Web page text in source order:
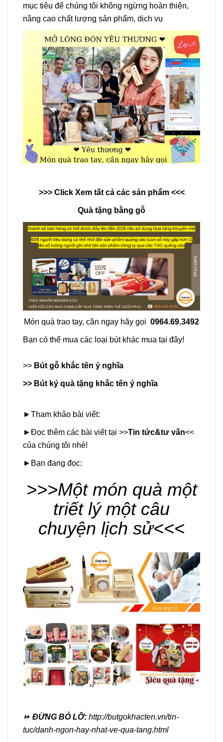
mục tiêu để chúng tôi không ngừng hoàn thiện,
nâng cao chất lượng sản phẩm, dịch vụ
>>> Click Xem tất cả các sản phẩm <<<
Quà tặng bằng gỗ
Món quà trao tay, cần ngay hãy gọi 0964.69.3492
Bạn có thể mua các loại bút khác mua tại đây!
>> Bút gỗ khắc tên ý nghĩa
>> Bút ký quà tặng khắc tên ý nghĩa
►Tham khảo bài viết:
►Đọc thêm các bài viết tại >>Tin tức&tư vấn<<
của chúng tôi nhé!
►Bạn đang đọc:
>>>Một món quà một
triết lý một câu
chuyện lịch sử<<<
⏩ ĐỪNG BỎ LỠ: http://butgokhacten.vn/tin-
tuc/danh-ngon-hay-nhat-ve-qua-tang.html